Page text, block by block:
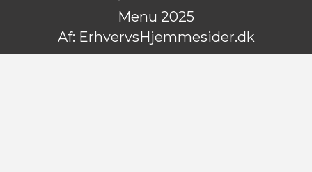
Menu 2025
Af: ErhvervsHjemmesider.dk